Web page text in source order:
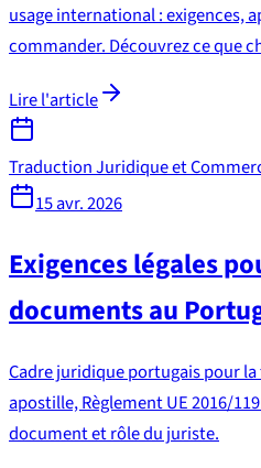
usage international : exigences,
commander. Découvrez ce que
Lire l'article
Traduction Juridique et
15 avr. 2026
Exigences légales
documents au
Cadre juridique portugais pour
apostille, Règlement UE 2016/
document et rôle du juriste.